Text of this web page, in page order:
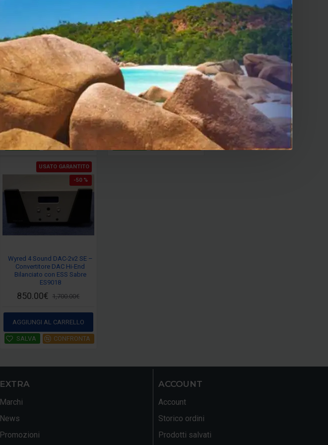
Streamer di rete Innuos
STREAMER 3
6,600.00€
AGGIUNGI AL CARRELLO
CONFRONTA
Streamer di rete Innuos ZEN
NEXT-GEN
9,500.00€
AGGIUNGI AL CARRELLO
SALVA CONFRONTA
USATO GARANTITO
-50 %
Wyred 4 Sound DAC-2v2 SE –
Convertitore DAC Hi-End
Bilanciato con ESS Sabre
ES9018
850.00€ 1,700.00€
AGGIUNGI AL CARRELLO
SALVA CONFRONTA
EXTRA
Marchi
News
Promozioni
ACCOUNT
Account
Storico ordini
Prodotti salvati